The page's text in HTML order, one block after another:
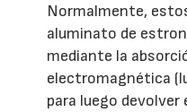
Normalmente,
aluminato de
mediante la
electromagnética
para luego